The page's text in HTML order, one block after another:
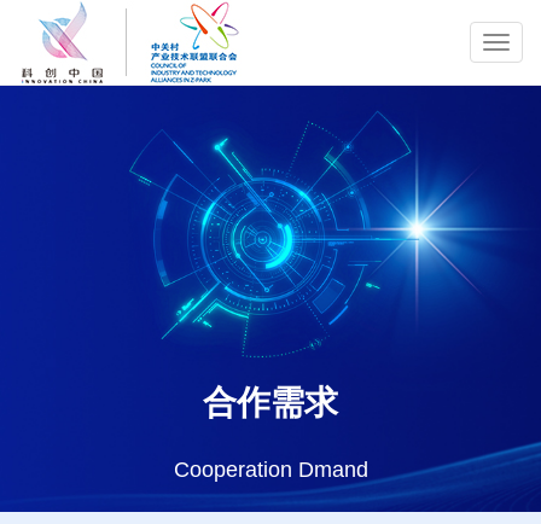
合作需求
Cooperation Dmand